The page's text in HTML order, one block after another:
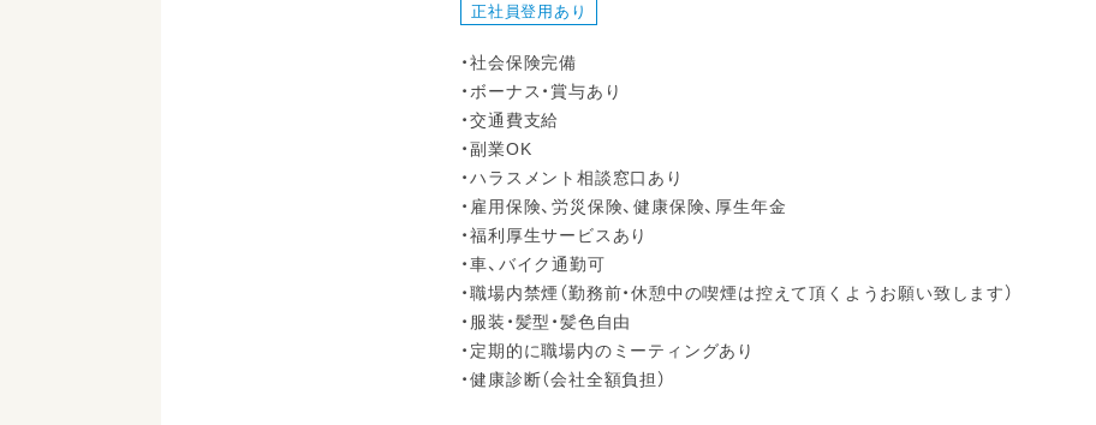
正社員登用あり
・社会保険完備
・ボーナス・賞与あり
・交通費支給
・副業OK
・ハラスメント相談窓口あり
・雇用保険、労災保険、健康保険、厚生年金
・福利厚生サービスあり
・車、バイク通勤可
・職場内禁煙（勤務前・休憩中の喫煙は控えて頂くようお願い致します）
・服装・髪型・髪色自由
・定期的に職場内のミーティングあり
・健康診断（会社全額負担）